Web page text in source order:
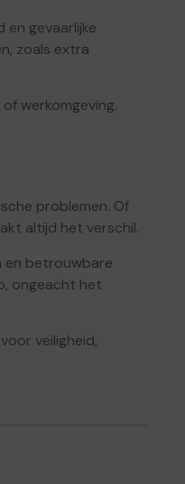
gevaarlijke
zoals extra
werkomgeving.
problemen. Of
altijd het verschil.
en betrouwbare
ongeacht het
veiligheid,